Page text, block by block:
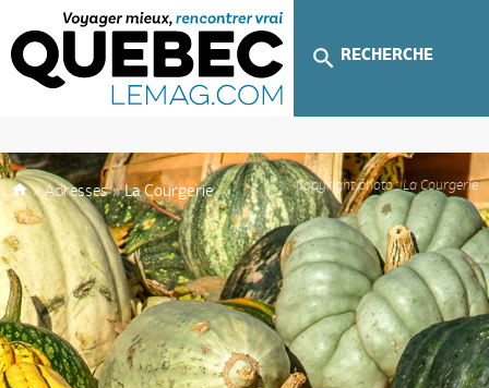
RECHERCHE
»Adresses»La Courgerie Copyright photo : La Courgerie